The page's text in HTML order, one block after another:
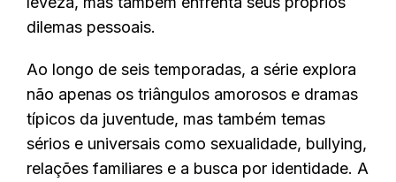
dilemas pessoais.
Ao longo de seis temporadas, a série explora
não apenas os triângulos amorosos e dramas
típicos da juventude, mas também temas
sérios e universais como sexualidade, bullying,
relações familiares e a busca por identidade. A